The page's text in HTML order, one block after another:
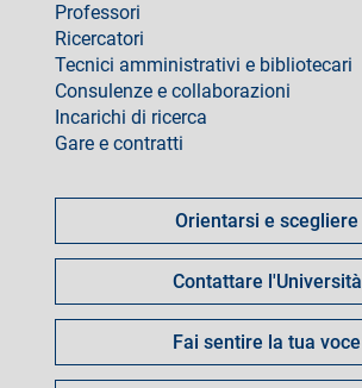
Professori
Ricercatori
Tecnici amministrativi e bibliotecari
Consulenze e collaborazioni
Incarichi di ricerca
Gare e contratti
fare
Orientarsi e scegliere
Contattare l'Università
Fai sentire la tua voce